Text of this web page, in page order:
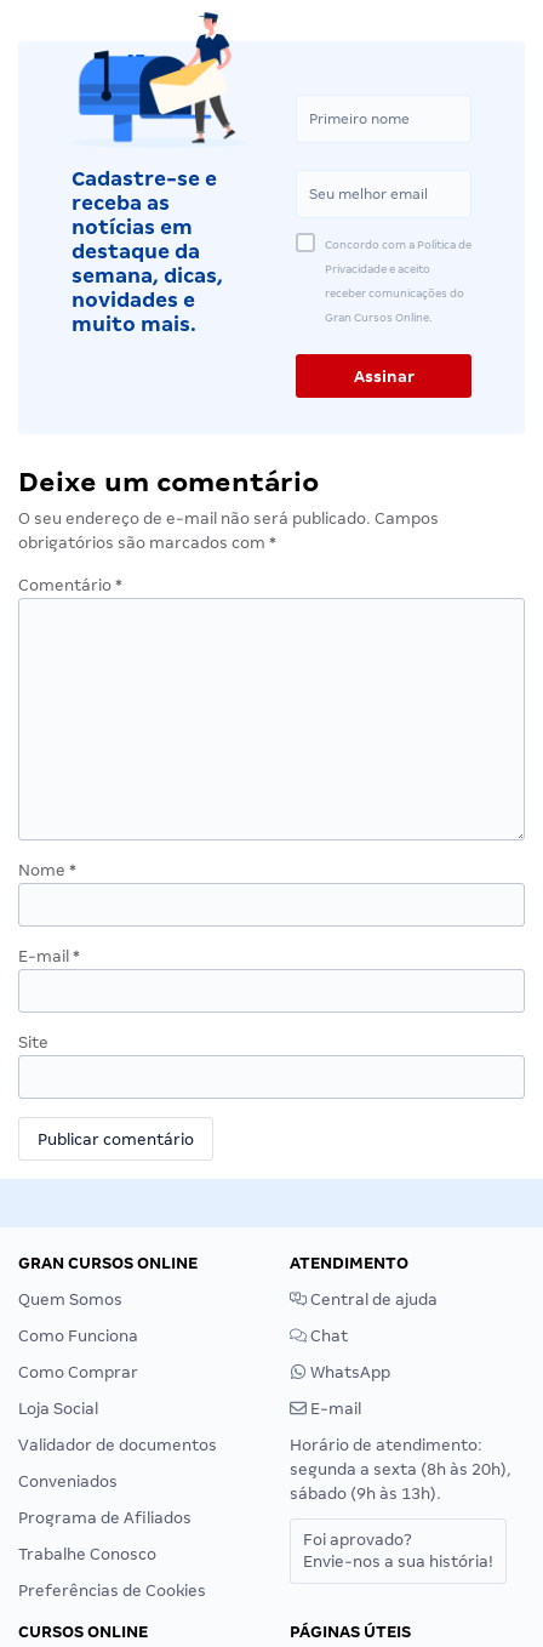
Cadastre-se e
receba as
notícias em
destaque da
semana, dicas,
novidades e
muito mais.
Concordo com a Política de
Privacidade e aceito
receber comunicações do
Gran Cursos Online.
Deixe um comentário
O seu endereço de e-mail não será publicado. Campos
obrigatórios são marcados com *
Comentário *
Nome *
E-mail *
Site
GRAN CURSOS ONLINE
Quem Somos
Como Funciona
Como Comprar
Loja Social
Validador de documentos
Conveniados
Programa de Afiliados
Trabalhe Conosco
Preferências de Cookies
ATENDIMENTO
Central de ajuda
Chat
WhatsApp
E-mail
Horário de atendimento:
segunda a sexta (8h às 20h),
sábado (9h às 13h).
Foi aprovado?
Envie-nos a sua história!
CURSOS ONLINE
PÁGINAS ÚTEIS